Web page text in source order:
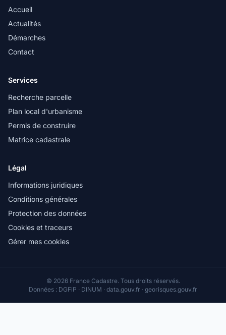
Accueil
Actualités
Démarches
Contact
Services
Recherche parcelle
Plan local d'urbanisme
Permis de construire
Matrice cadastrale
Légal
Informations juridiques
Conditions générales
Protection des données
Cookies et traceurs
Gérer mes cookies
© 2026 France Cadastre. Tous droits réservés.
Données : DGFiP · DINUM · data.gouv.fr · georisques.gouv.fr